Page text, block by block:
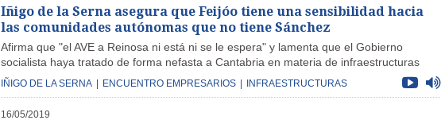
Iñigo de la Serna asegura que Feijóo tiene una sensibilidad hacia
las comunidades autónomas que no tiene Sánchez
Afirma que "el AVE a Reinosa ni está ni se le espera" y lamenta que el Gobierno
socialista haya tratado de forma nefasta a Cantabria en materia de infraestructuras
IÑIGO DE LA SERNA ENCUENTRO EMPRESARIOS INFRAESTRUCTURAS
16/05/2019